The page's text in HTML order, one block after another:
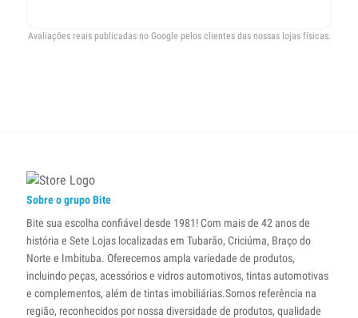
Avaliações reais publicadas no Google pelos clientes das nossas lojas físicas.
Sobre o grupo Bite
Bite sua escolha confiável desde 1981! Com mais de 42 anos de
história e Sete Lojas localizadas em Tubarão, Criciúma, Braço do
Norte e Imbituba. Oferecemos ampla variedade de produtos,
incluindo peças, acessórios e vidros automotivos, tintas automotivas
e complementos, além de tintas imobiliárias.Somos referência na
região, reconhecidos por nossa diversidade de produtos, qualidade